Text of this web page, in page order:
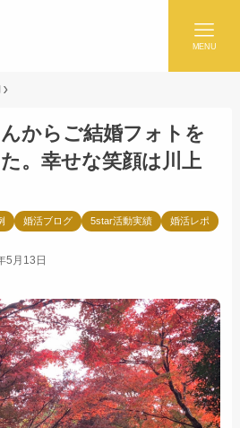
MENU
からご結婚フォトを
。幸せな笑顔は川上
婚活ブログ 5star活動実績
婚活レポ
5月13日